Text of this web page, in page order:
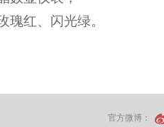
瑰红、闪光绿。
官方微博：